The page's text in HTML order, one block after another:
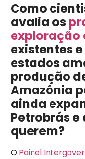
Como
avalia os
exploração
existentes
estados
produção
Amazônia
ainda
Petrobrás
querem?
O Painel